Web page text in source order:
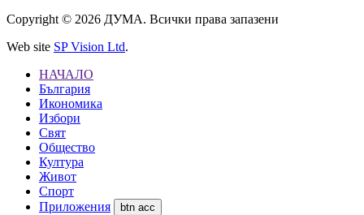
Copyright © 2026 ДУМА. Всички права запазени
Web site SP Vision Ltd.
НАЧАЛО
България
Икономика
Избори
Свят
Общество
Култура
Живот
Спорт
Приложения
btn acc